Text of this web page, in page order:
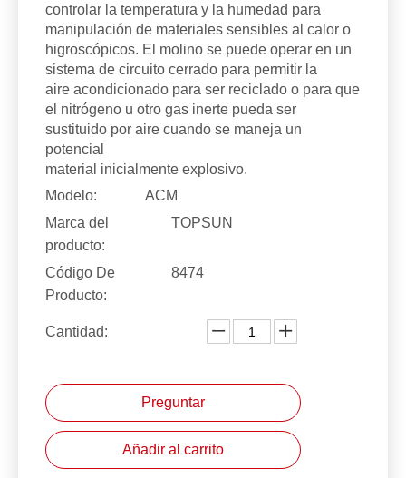
controlar la temperatura y la humedad para
manipulación de materiales sensibles al calor o
higroscópicos. El molino se puede operar en un
sistema de circuito cerrado para permitir la
aire acondicionado para ser reciclado o para que
el nitrógeno u otro gas inerte pueda ser
sustituido por aire cuando se maneja un
potencial
material inicialmente explosivo.
Modelo:
ACM
Marca del
producto:
TOPSUN
Código De
Producto:
8474
Cantidad:
Preguntar
Añadir al carrito